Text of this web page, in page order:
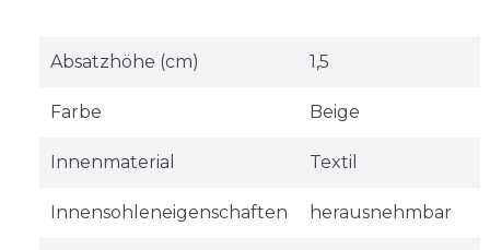
Absatzhöhe (cm) 1,5
Farbe Beige
Innenmaterial Textil
Innensohleneigenschaften herausnehmbar